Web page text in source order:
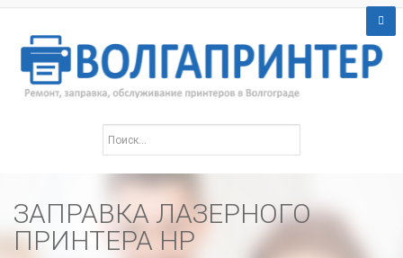
ЗАПРАВКА ЛАЗЕРНОГО
ПРИНТЕРА HP